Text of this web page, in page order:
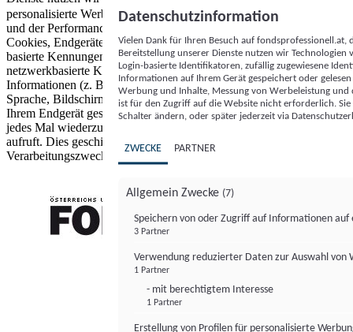
personalisierte Werbung und Inhalte, Messung von Werbeleistung
und der Performance von Inhalten sowie Zielgruppenforschung.
Cookies, Endgeräte- oder ähnliche Online-Kennungen (z. B. login-
basierte Kennungen, zufällig generierte Kennungen,
netzwerkbasierte Kennungen) können zusammen mit anderen
Informationen (z. B. Browsertyp und Browserinformationen,
Sprache, Bildschirmgröße, unterstützte Technologien usw.) auf
Ihrem Endgerät gespeichert oder von dort ausgelesen werden, um es
jedes Mal wiederzuerkennen, wenn es eine App oder einer Webseite
aufruft. Dies geschieht für einen oder mehrere der hier aufgeführten
Verarbeitungszwecke.
Datenschutzinformation
Vielen Dank für Ihren Besuch auf
Bereitstellung unserer Dienste nutzen wir Technologien
Login-basierte Identifikatoren, zufällig zugewiesene
Informationen auf Ihrem Gerät gespeichert oder
Werbung und Inhalte, Messung von Werbeleistung
ist für den Zugriff auf die Website nicht erforderlich.
Schalter ändern, oder später jederzeit via
ZWECKE PARTNER
Allgemein Zwecke (7)
Speichern von oder Zugriff auf Informationen auf
3 Partner
Verwendung reduzierter Daten zur Auswahl von
1 Partner
- mit berechtigtem Interesse
1 Partner
Erstellung von Profilen für personalisierte
FONDS professionell